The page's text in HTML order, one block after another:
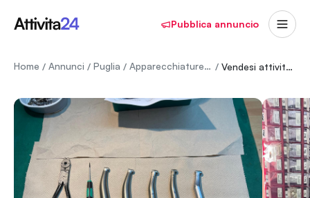
Pubblica annuncio
Home / Annunci / Puglia / Apparecchiature Mediche / Vendesi attività di riparazion e e vendita settore dentale.